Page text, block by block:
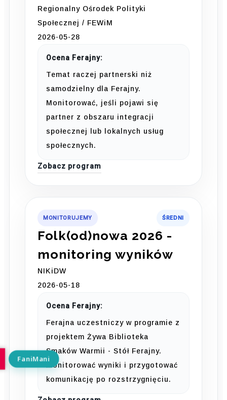
Regionalny Ośrodek Polityki
Społecznej / FEWiM
2026-05-28
Ocena Ferajny:
Temat raczej partnerski niż
samodzielny dla Ferajny.
Monitorować, jeśli pojawi się
partner z obszaru integracji
społecznej lub lokalnych usług
społecznych.
Zobacz program
MONITORUJEMY ŚREDNI
Folk(od)nowa 2026 -
monitoring wyników
NIKiDW
2026-05-18
Ocena Ferajny:
Ferajna uczestniczy w programie z
projektem Żywa Biblioteka
Smaków Warmii - Stół Ferajny.
Monitorować wyniki i przygotować
komunikację po rozstrzygnięciu.